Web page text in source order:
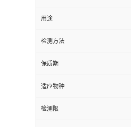
用途
检测方法
保质期
适应物种
检测限